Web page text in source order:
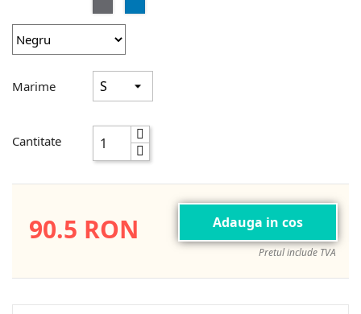
Marime
Cantitate
90.5 RON Adauga in cos
Pretul include TVA